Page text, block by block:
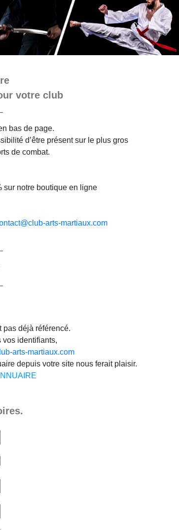
votre club
bas de page.
d’être présent sur le plus gros
de combat.
sur notre boutique en ligne
arts-martiaux.com
pas déjà référencé.
vos identifiants,
arts-martiaux.com
depuis votre site nous ferait plaisir.